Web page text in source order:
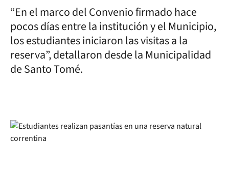
“En el marco del Convenio firmado hace
pocos días entre la institución y el Municipio,
los estudiantes iniciaron las visitas a la
reserva”, detallaron desde la Municipalidad
de Santo Tomé.